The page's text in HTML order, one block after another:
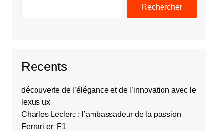
Rechercher
Recents
découverte de l’élégance et de l’innovation avec le
lexus ux
Charles Leclerc : l’ambassadeur de la passion
Ferrari en F1